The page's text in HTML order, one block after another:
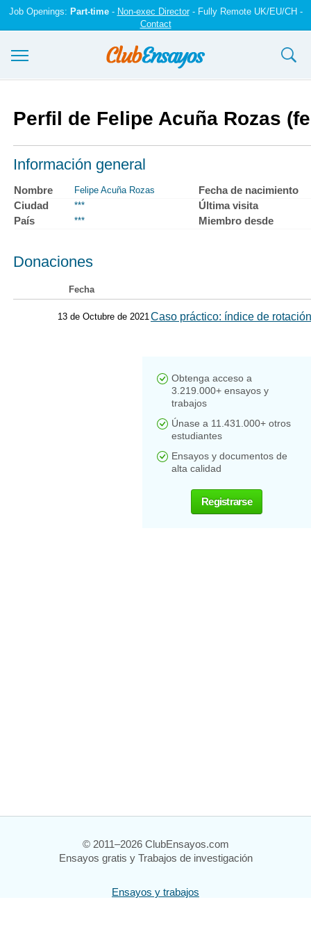
Job Openings: Part-time- Non-exec Director- Fully Remote UK/EU/CH -
Contact
Registrarse
Iniciar sesión
Contáctenos
Perfil de Felipe Acuña Rozas
Información general
Nombre Felipe Acuña Rozas
Fecha de nacimiento
Ciudad
***
Última visita
País
*** Miembro desde
Donaciones
Fecha
13 de Octubre de 2021Caso práctico: índice de
Obtenga acceso a
3.219.000+ ensayos y
trabajos
Únase a 11.431.000+ otros
estudiantes
Ensayos y documentos de
alta calidad
Registrarse
© 2011–2026 ClubEnsayos.com
Ensayos gratis y Trabajos de investigación
Ensayos y trabajos